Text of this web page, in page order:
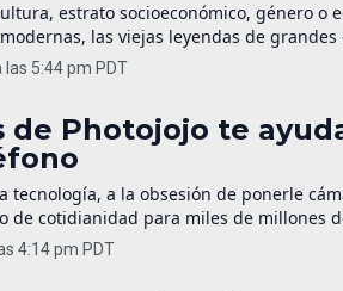
estrato socioeconómico, género o
las viejas leyendas de
la televisión y el cine. ¿Me vas a
5:44 pm PDT
de Photojojo te
tecnología, a la obsesión de ponerle
de cotidianidad para miles de millones
si mandas nudes por […]
4:14 pm PDT